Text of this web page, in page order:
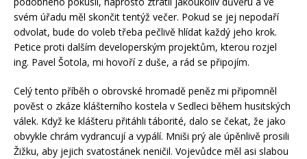
svém úřadu měl skončit tentýž večer. Pokud se jej nepodaří
odvolat, bude do voleb třeba pečlivě hlídat každý jeho krok.
Petice proti dalším developerským projektům, kterou rozjel
ing. Pavel Šotola, mi hovoří z duše, a rád se připojím.
Celý tento příběh o obrovské hromadě peněz mi připomněl
pověst o zkáze klášterního kostela v Sedleci během husitských
válek. Když ke klášteru přitáhli táborité, dalo se čekat, že jako
obvykle chrám vydrancují a vypálí. Mniši prý ale úpěnlivě prosili
Žižku, aby jejich svatostánek neničil. Vojevůdce měl asi slabou